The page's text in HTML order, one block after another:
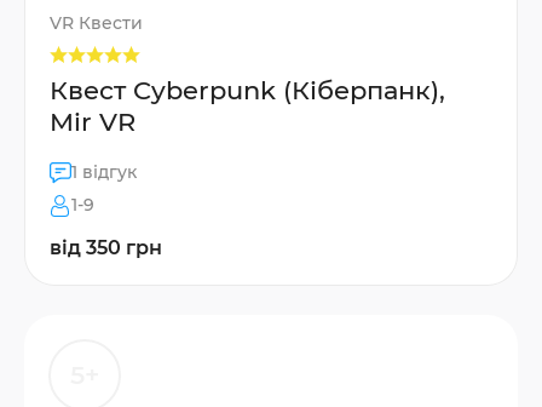
VR Квести
Квест Cyberpunk (Кіберпанк),
Mir VR
1 відгук
1-9
від 350 грн